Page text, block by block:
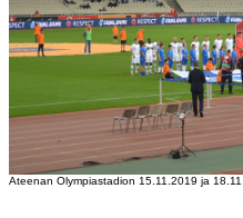
Ateenan Olympiastadion 15.11.2019 ja